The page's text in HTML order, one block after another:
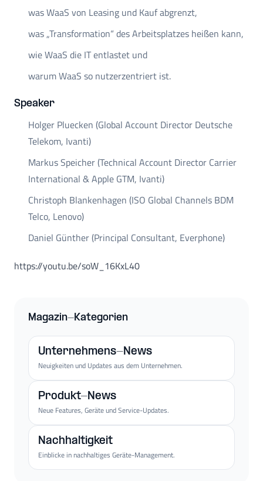
was WaaS von Leasing und Kauf abgrenzt,
was „Transformation“ des Arbeitsplatzes heißen kann,
wie WaaS die IT entlastet und
warum WaaS so nutzerzentriert ist.
Speaker
Holger Pluecken (Global Account Director Deutsche
Telekom, Ivanti)
Markus Speicher (Technical Account Director Carrier
International & Apple GTM, Ivanti)
Christoph Blankenhagen (ISO Global Channels BDM
Telco, Lenovo)
Daniel Günther (Principal Consultant, Everphone)
https://youtu.be/soW_16KxL40
Magazin-Kategorien
Unternehmens-News
Neuigkeiten und Updates aus dem Unternehmen.
Produkt-News
Neue Features, Geräte und Service-Updates.
Nachhaltigkeit
Einblicke in nachhaltiges Geräte-Management.